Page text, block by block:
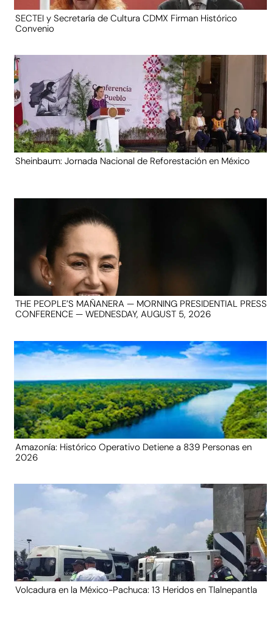
SECTEI y Secretaría de Cultura CDMX Firman Histórico
Convenio
Sheinbaum: Jornada Nacional de Reforestación en México
THE PEOPLE’S MAÑANERA — MORNING PRESIDENTIAL PRESS
CONFERENCE — WEDNESDAY, AUGUST 5, 2026
Amazonía: Histórico Operativo Detiene a 839 Personas en
2026
Volcadura en la México-Pachuca: 13 Heridos en Tlalnepantla